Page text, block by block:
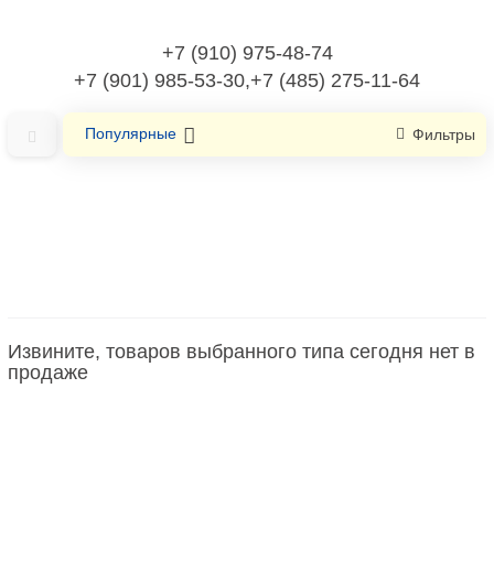
+7 (910) 975-48-74
+7 (901) 985-53-30,+7 (485) 275-11-64
Популярные Фильтры
системы
Нагреватель/тепловентилятор
Извините, товаров выбранного типа сегодня нет в
продаже